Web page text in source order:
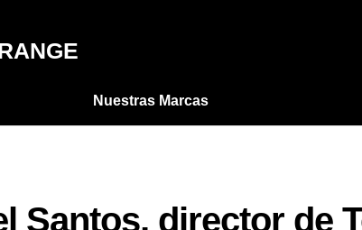
Nuestras Marcas
Santos, director de